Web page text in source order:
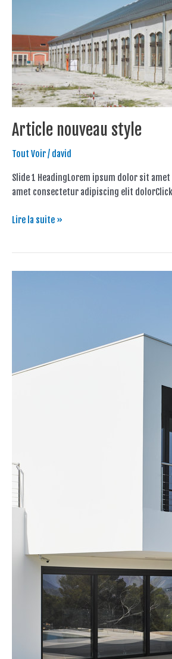
Article nouveau style
Tout Voir/ david
Slide 1 HeadingLorem ipsum dolor sit
amet consectetur adipiscing elit
Lire la suite »